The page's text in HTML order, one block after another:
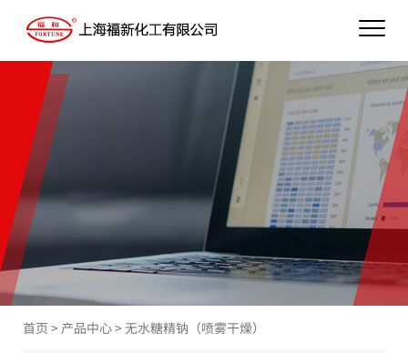
首页 > 产品中心> 无水糖精钠（喷雾干燥）